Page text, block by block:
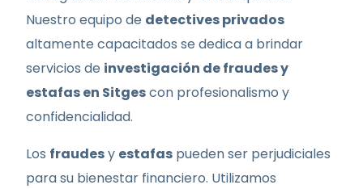
Nuestro equipo de detectives privados
altamente capacitados se dedica a brindar
servicios de investigación de fraudes y
estafas en Sitgescon profesionalismo y
confidencialidad.
Los fraudesy estafas pueden ser perjudiciales
para su bienestar financiero. Utilizamos